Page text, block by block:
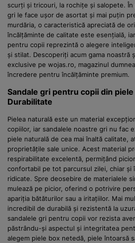
scurți și tricouri, la rochițe și salopete.
gri le face ușor de asortat și mai puțin
murdăria, o caracteristică apreciată de
încălțăminte de calitate este esențială,
pentru copii reprezintă o alegere
și stilat. Descoperiți acum gama noastră
exclusive pe wojas.ro, magazinul
încredere pentru încălțăminte premium.
Sandale gri pentru copii din
Durabilitate
Pielea naturală este un material
copiilor, iar sandalele noastre gri nu fac
piele naturală de cea mai înaltă calitate,
proprietățile sale unice. Acest material
respirabilitate excelentă, permițând
confortabil pe tot parcursul zilei, chiar și
ridicate. Spre deosebire de materialele
mulează pe picior, oferind o potrivire
apariția bătăturilor sau a iritațiilor. Mai
incredibil de durabilă și rezistentă la
sandalele gri pentru copii vor rezista
păstrându-și aspectul și integritatea
alegem piele box netedă, piele întoarsă